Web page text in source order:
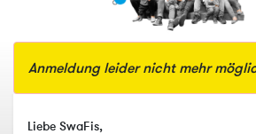
Anmeldung leider nicht mehr
Liebe SwaFis,